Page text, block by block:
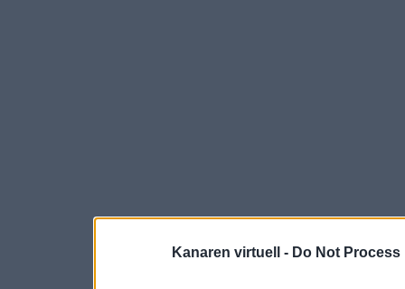
Kanaren virtuell - Do Not